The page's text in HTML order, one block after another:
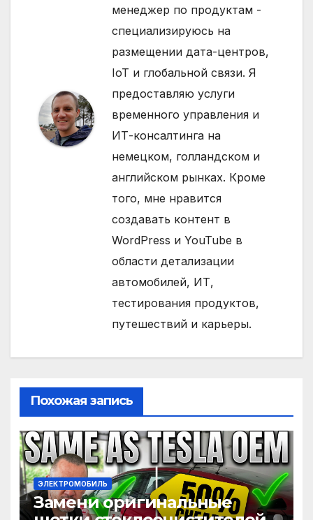
менеджер по продуктам -
специализируюсь на
размещении дата-центров,
IoT и глобальной связи. Я
предоставляю услуги
временного управления и
ИТ-консалтинга на
немецком, голландском и
английском рынках. Кроме
того, мне нравится
создавать контент в
WordPress и YouTube в
области детализации
автомобилей, ИТ,
тестирования продуктов,
путешествий и карьеры.
Похожая запись
ЭЛЕКТРОМОБИЛЬ
Замени оригинальные